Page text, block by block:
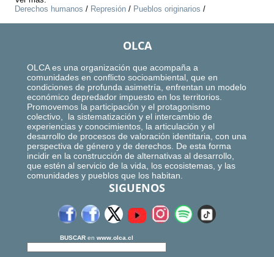
Derechos humanos / Represión / Pueblos originarios /
OLCA
OLCA es una organización que acompaña a
comunidades en conflicto socioambiental, que en
condiciones de profunda asimetría, enfrentan un modelo
económico depredador impuesto en los territorios.
Promovemos la participación y el protagonismo
colectivo, la sistematización y el intercambio de
experiencias y conocimientos, la articulación y el
desarrollo de procesos de valoración identitaria, con una
perspectiva de género y de derechos. De esta forma
incidir en la construcción de alternativas al desarrollo,
que estén al servicio de la vida, los ecosistemas, y las
comunidades y pueblos que los habitan.
SIGUENOS
BUSCAR en www.olca.cl